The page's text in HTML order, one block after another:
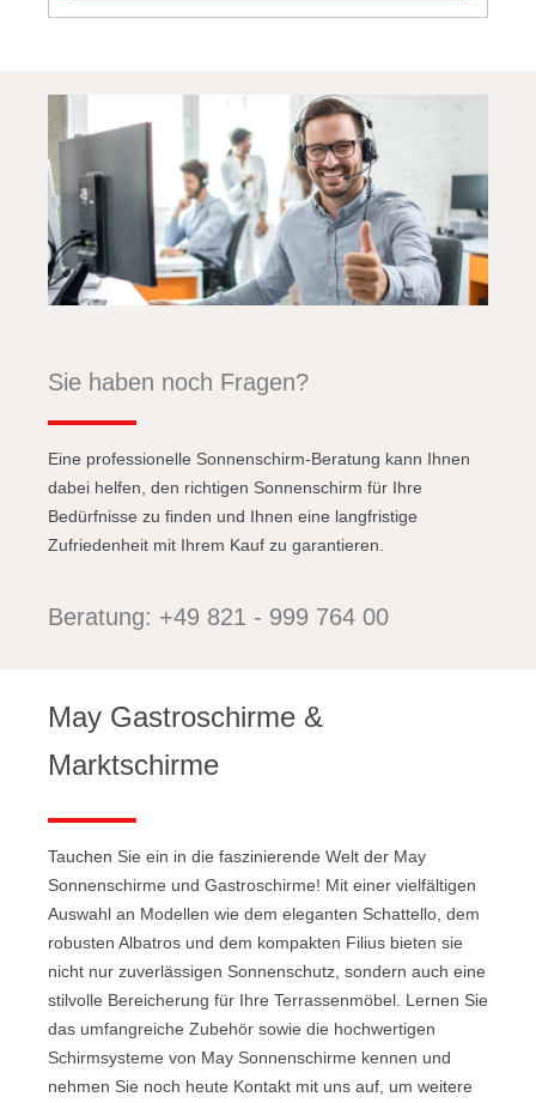
Sie haben noch Fragen?
Eine professionelle Sonnenschirm-Beratung kann Ihnen
dabei helfen, den richtigen Sonnenschirm für Ihre
Bedürfnisse zu finden und Ihnen eine langfristige
Zufriedenheit mit Ihrem Kauf zu garantieren.
Beratung: +49 821 - 999 764 00
May Gastroschirme &
Marktschirme
Tauchen Sie ein in die faszinierende Welt der May
Sonnenschirme und Gastroschirme! Mit einer vielfältigen
Auswahl an Modellen wie dem eleganten Schattello, dem
robusten Albatros und dem kompakten Filius bieten sie
nicht nur zuverlässigen Sonnenschutz, sondern auch eine
stilvolle Bereicherung für Ihre Terrassenmöbel. Lernen Sie
das umfangreiche Zubehör sowie die hochwertigen
Schirmsysteme von May Sonnenschirme kennen und
nehmen Sie noch heute Kontakt mit uns auf, um weitere